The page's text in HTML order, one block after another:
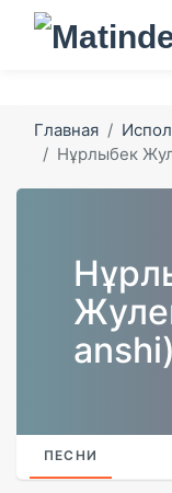
Главная
Нұрлыбек
anshi)
ПЕСНИ